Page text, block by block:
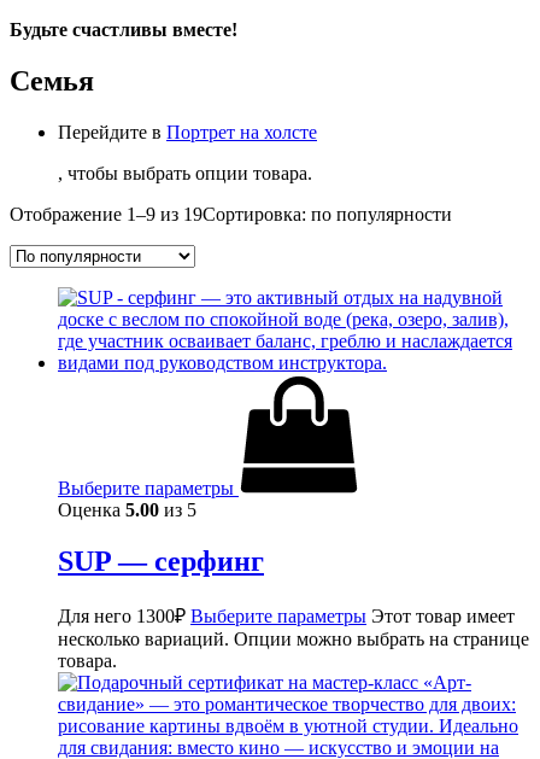
Будьте счастливы вместе!
Семья
Перейдите в Портрет на холсте
, чтобы выбрать опции товара.
Отображение 1–9 из 19Сортировка: по популярности
Выберите параметры
Оценка 5.00 из 5
SUP — серфинг
Для него 1300₽ Выберите параметры Этот товар имеет
несколько вариаций. Опции можно выбрать на странице
товара.